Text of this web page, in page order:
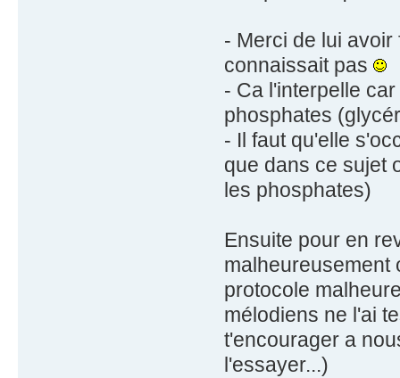
- Merci de lui
connaissait pas
- Ca l'interpelle
phosphates
- Il faut qu'elle
que dans ce sujet
les phosphates)
Ensuite pour en
malheureusement
protocole
mélodiens ne l'ai
t'encourager a
l'essayer...)